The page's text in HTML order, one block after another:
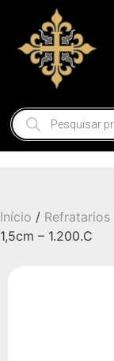
Início / Refratarios
1,5cm – 1.200.C